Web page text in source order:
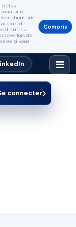
et les
et
sur
de
d'autres
lors de
si vous
Compris
connecter